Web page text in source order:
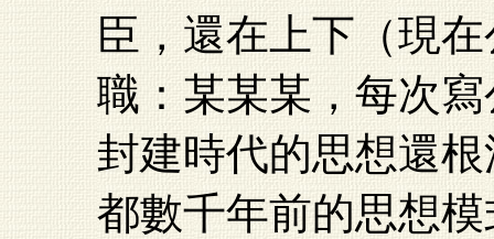
臣，還在上下（現
職：某某某，每次
封建時代的思想還
都數千年前的思想